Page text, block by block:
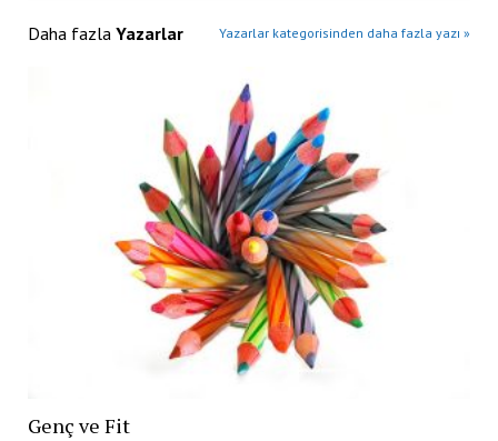
Daha fazla Yazarlar Yazarlar kategorisinden daha fazla yazı »
Genç ve Fit